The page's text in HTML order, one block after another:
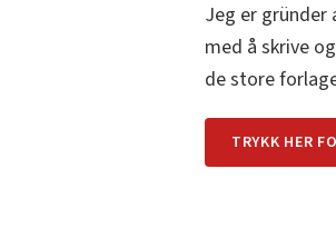
Jeg er gründer
med å skrive
de store
TRYKK HER